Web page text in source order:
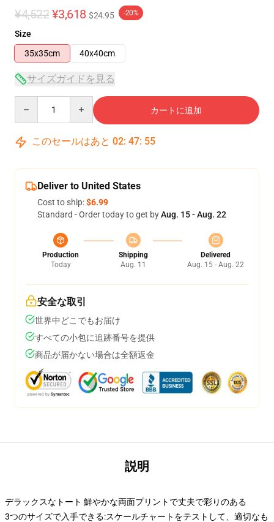
¥4,522 ¥3,618 $24.95 -20%
Size
35x35cm
40x40cm
サイズガイドを見る
カートに追加
このセールはあと 02: 47: 54
Deliver to United States
Cost to ship:$6.99
Standard - Order today to get byAug. 15 - Aug. 22
Production
Today
Shipping
Aug. 11
Delivered
Aug. 15 - Aug. 22
安全な取引
世界中どこでもお届け
すべての小包に追跡番号を提供
商品が届かない場合は全額返金
説明
デラックスなトート 鮮やかな両面プリントで丈夫で彩りのある
3つのサイズで入手できる:スケールチャートをテストして、適切なも